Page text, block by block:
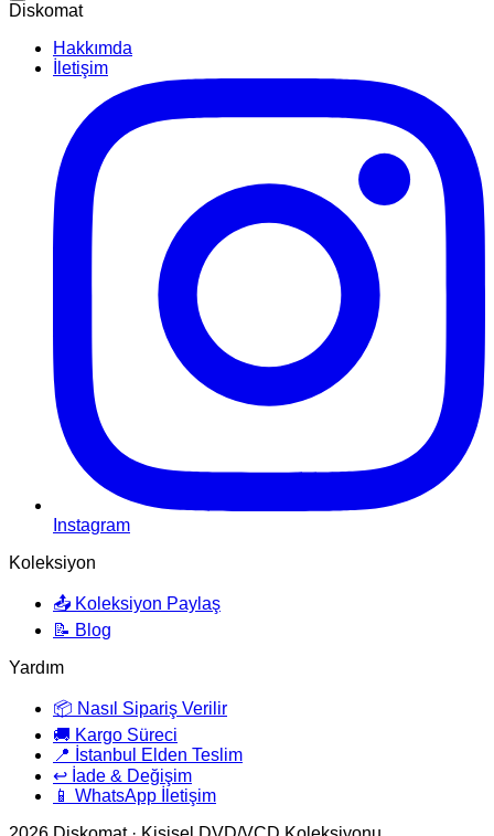
Diskomat
Hakkımda
İletişim
Instagram
Koleksiyon
📤 Koleksiyon Paylaş
📝 Blog
Yardım
📦 Nasıl Sipariş Verilir
🚚 Kargo Süreci
📍 İstanbul Elden Teslim
↩️ İade & Değişim
📱 WhatsApp İletişim